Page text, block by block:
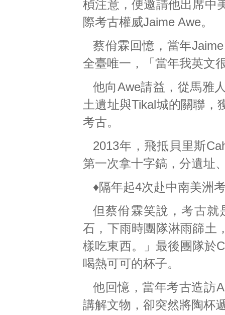
楨注意，便邀請他出席中
際考古權威Jaime Awe。
蔡佾霖回憶，當年
全臺唯一，「當年我英文
他向Awe請益，從馬雅
土遺址與Tikal城的關聯，
考古。
2013年，飛抵貝里斯
第一次拿十字鎬，分遺址
♦隔年起4次赴中南美洲
但蔡佾霖笑說，考古就
石，下雨時團隊淋雨篩土
樣吃東西。」最後團隊於
喝熱可可的杯子。
他回憶，當年考古造訪
講解文物，卻突然將陶杯